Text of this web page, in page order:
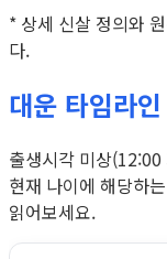
* 상세 신살 정의와
다.
대운 타임라인
출생시각 미상
현재 나이에 해당하
읽어보세요.